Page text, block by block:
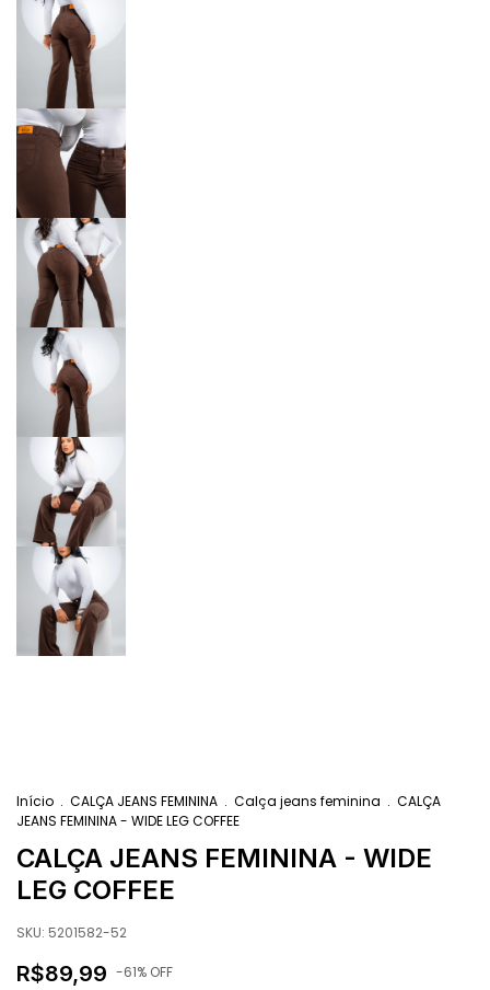
Início . CALÇA JEANS FEMININA . Calça jeans feminina . CALÇA
JEANS FEMININA - WIDE LEG COFFEE
CALÇA JEANS FEMININA - WIDE
LEG COFFEE
SKU: 5201582-52
R$89,99 -61% OFF